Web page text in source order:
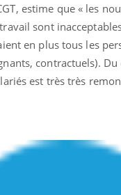
estime que « les
sont
en plus tous les
contractuels). Du
est très très